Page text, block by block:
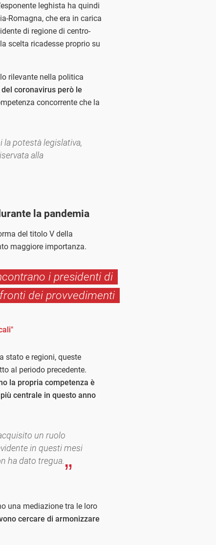
leghista ha quindi
Romagna, che era in carica
di regione di centro-
scelta ricadesse proprio su
rilevante nella politica
del coronavirus però le
concorrente che la
la potestà legislativa,
alla
la pandemia
del titolo V della
maggiore importanza.
i presidenti di
dei provvedimenti
stato e regioni, queste
al periodo precedente.
la propria competenza è
centrale in questo anno
un ruolo
in questi mesi
ha dato tregua.
una mediazione tra le loro
cercare di armonizzare